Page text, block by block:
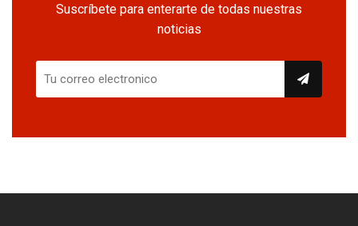
Suscríbete para enterarte de todas nuestras
noticias